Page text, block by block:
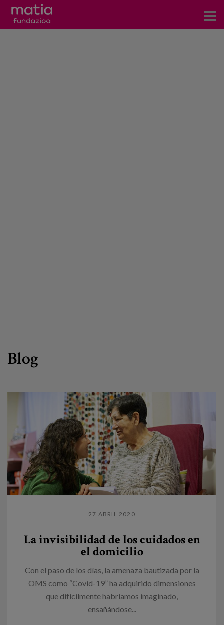
Blog
27 ABRIL 2020
La invisibilidad de los cuidados en
el domicilio
Con el paso de los días, la amenaza bautizada por la
OMS como “Covid-19” ha adquirido dimensiones
que difícilmente habríamos imaginado,
ensañándose...